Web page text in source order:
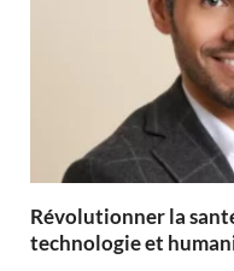
Révolutionner la
technologie et